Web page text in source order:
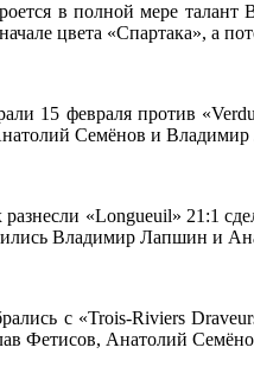
в полной мере
цвета «Спартака», а
15 февраля против
Семёнов и
«Longueuil» 21:1
Владимир Лапшин и
с «Trois-Riviers
Фетисов, Анатолий